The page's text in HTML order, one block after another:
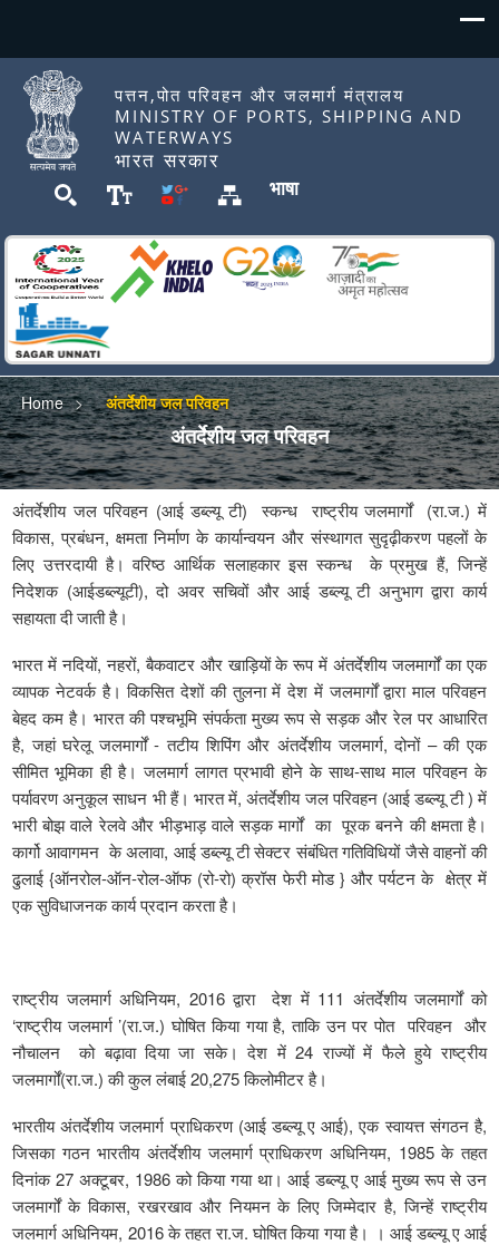
पत्तन,पोत परिवहन और जलमार्ग मंत्रालय
MINISTRY OF PORTS, SHIPPING AND
WATERWAYS
भारत सरकार
भाषा
Home अंतर्देशीय जल परिवहन
अंतर्देशीय जल परिवहन
अंतर्देशीय जल परिवहन (आई डब्ल्यू टी) स्कन्ध राष्ट्रीय जलमार्गों (रा.ज.) में
विकास, प्रबंधन, क्षमता निर्माण के कार्यान्वयन और संस्थागत सुदृढ़ीकरण पहलों के
लिए उत्तरदायी है। वरिष्ठ आर्थिक सलाहकार इस स्कन्ध के प्रमुख हैं, जिन्हें
निदेशक (आईडब्ल्यूटी), दो अवर सचिवों और आई डब्ल्यू टी अनुभाग द्वारा कार्य
सहायता दी जाती है।
भारत में नदियों, नहरों, बैकवाटर और खाड़ियों के रूप में अंतर्देशीय जलमार्गों का एक
व्यापक नेटवर्क है। विकसित देशों की तुलना में देश में जलमार्गों द्वारा माल परिवहन
बेहद कम है। भारत की पश्चभूमि संपर्कता मुख्य रूप से सड़क और रेल पर आधारित
है, जहां घरेलू जलमार्गों - तटीय शिपिंग और अंतर्देशीय जलमार्ग, दोनों – की एक
सीमित भूमिका ही है। जलमार्ग लागत प्रभावी होने के साथ-साथ माल परिवहन के
पर्यावरण अनुकूल साधन भी हैं। भारत में, अंतर्देशीय जल परिवहन (आई डब्ल्यू टी ) में
भारी बोझ वाले रेलवे और भीड़भाड़ वाले सड़क मार्गों का पूरक बनने की क्षमता है।
कार्गो आवागमन के अलावा, आई डब्ल्यू टी सेक्टर संबंधित गतिविधियों जैसे वाहनों की
ढुलाई {ऑनरोल-ऑन-रोल-ऑफ (रो-रो) क्रॉस फेरी मोड } और पर्यटन के क्षेत्र में
एक सुविधाजनक कार्य प्रदान करता है।
राष्ट्रीय जलमार्ग अधिनियम, 2016 द्वारा देश में 111 अंतर्देशीय जलमार्गों को
‘राष्ट्रीय जलमार्ग ’(रा.ज.) घोषित किया गया है, ताकि उन पर पोत परिवहन और
नौचालन को बढ़ावा दिया जा सके। देश में 24 राज्यों में फैले हुये राष्ट्रीय
जलमार्गों(रा.ज.) की कुल लंबाई 20,275 किलोमीटर है।
भारतीय अंतर्देशीय जलमार्ग प्राधिकरण (आई डब्ल्यू ए आई), एक स्वायत्त संगठन है,
जिसका गठन भारतीय अंतर्देशीय जलमार्ग प्राधिकरण अधिनियम, 1985 के तहत
दिनांक 27 अक्टूबर, 1986 को किया गया था। आई डब्ल्यू ए आई मुख्य रूप से उन
जलमार्गों के विकास, रखरखाव और नियमन के लिए जिम्मेदार है, जिन्हें राष्ट्रीय
जलमार्ग अधिनियम, 2016 के तहत रा.ज. घोषित किया गया है। । आई डब्ल्यू ए आई